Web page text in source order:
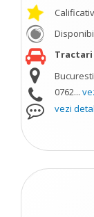
0762...
vezi